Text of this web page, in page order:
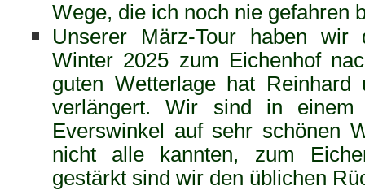
Wege, die ich noch nie gefahren
Unserer März-Tour haben
Winter 2025 zum Eichenhof
guten Wetterlage hat Reinhard
verlängert. Wir sind in
Everswinkel auf sehr schönen
nicht alle kannten, zum
gestärkt sind wir den üblichen